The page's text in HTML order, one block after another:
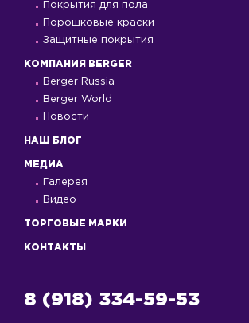
Покрытия для пола
Порошковые краски
Защитные покрытия
КОМПАНИЯ BERGER
Berger Russia
Berger World
Новости
НАШ БЛОГ
МЕДИА
Галерея
Видео
ТОРГОВЫЕ МАРКИ
КОНТАКТЫ
8 (918) 334-59-53